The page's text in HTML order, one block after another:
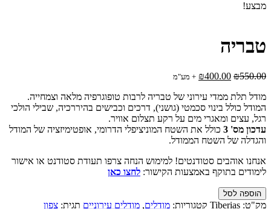
מבצע!
טבריה
₪550.00
המחיר
היה:
₪550.00.
₪400.00
המחיר
הוא:
₪400.00.
+ מע"מ
מודל תלת ממדי עירוני של טבריה לרבות טופוגרפיה מלאה וצמחייה.
המודל כולל בינוי סכמטי (גושני), דרכים וכבישים בהיררכיה, שבילי הולכי
רגל, עצים ומאגרי מים על רקע תצלום אוויר.
עדכון מס' 3
כולל את השטח המוניציפלי הדרומי, אופטימיזציה של המודל
והגדלה של השטח הממודל.
אנחנו אוהבים סטודנטים! למימוש הנחה צרפו תעודת סטודנט או אישור
לימודים בתוקף באמצעות הקישור: לחצו כאן
כמות
של
הוספה לסל
מק"ט: Tiberias קטגוריות: מודלים, מודלים עירוניים תגית: צפון